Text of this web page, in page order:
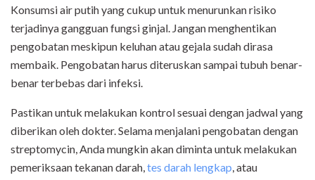
Konsumsi air putih yang cukup untuk menurunkan risiko
terjadinya gangguan fungsi ginjal. Jangan menghentikan
pengobatan meskipun keluhan atau gejala sudah dirasa
membaik. Pengobatan harus diteruskan sampai tubuh benar-
benar terbebas dari infeksi.
Pastikan untuk melakukan kontrol sesuai dengan jadwal yang
diberikan oleh dokter. Selama menjalani pengobatan dengan
streptomycin, Anda mungkin akan diminta untuk melakukan
pemeriksaan tekanan darah,tes darah lengkap, atau